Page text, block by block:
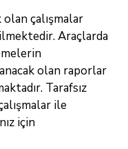
olan çalışmalar
Araçlarda
olan raporlar
Tarafsız
ile
için